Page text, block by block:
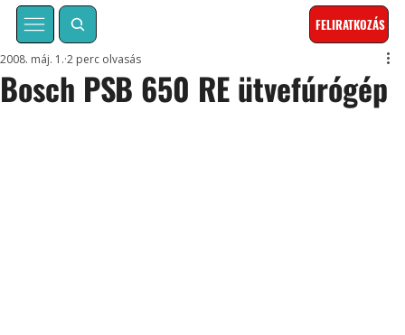
FELIRATKOZÁS
Bosch PSB 650 RE ütvefúrógép
2008. máj. 1. 2 perc olvasás